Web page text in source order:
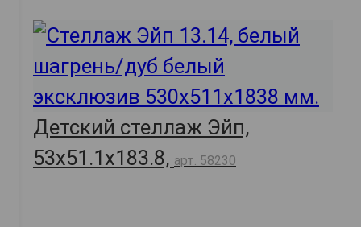
Детский стеллаж Эйп,
53х51.1х183.8, арт. 58230